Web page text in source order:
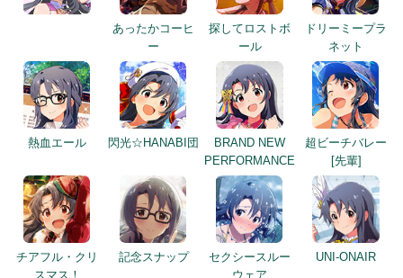
あったかコーヒ
ー
探してロストボ
ール
ドリーミープラ
ネット
熱血エール 閃光☆HANABI団
BRAND NEW
PERFORMANCE
超ビーチバレー
[先輩]
チアフル・クリ
スマス！
記念スナップ
セクシースルー
ウェア
UNI-ONAIR